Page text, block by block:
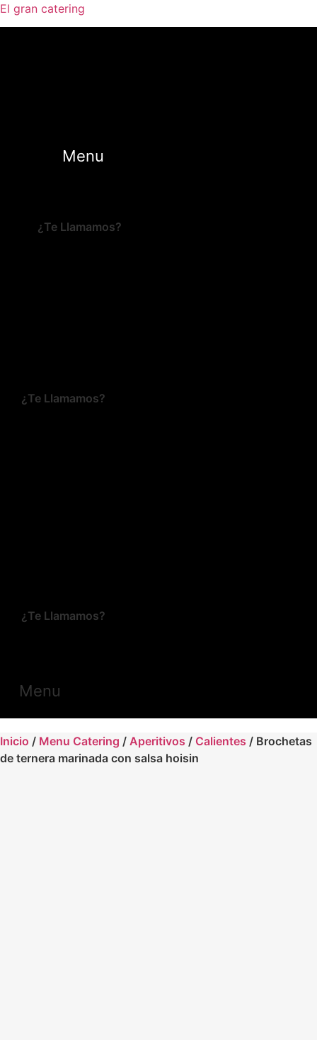
El gran catering
Menu
¿Te Llamamos?
¿Te Llamamos?
¿Te Llamamos?
Menu
Inicio / Menu Catering / Aperitivos / Calientes / Brochetas
de ternera marinada con salsa hoisin